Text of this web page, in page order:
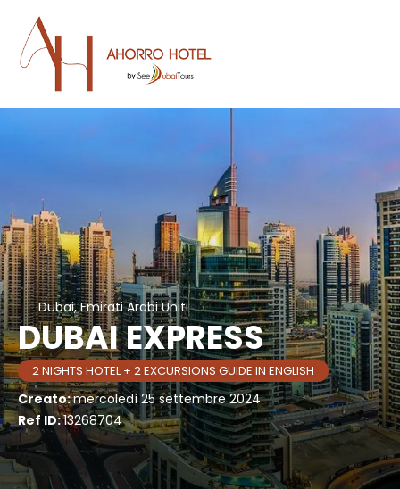
Dubai, Emirati Arabi Uniti
DUBAI EXPRESS
2 NIGHTS HOTEL + 2 EXCURSIONS GUIDE IN ENGLISH
Creato:mercoledì 25 settembre 2024
Ref ID:13268704